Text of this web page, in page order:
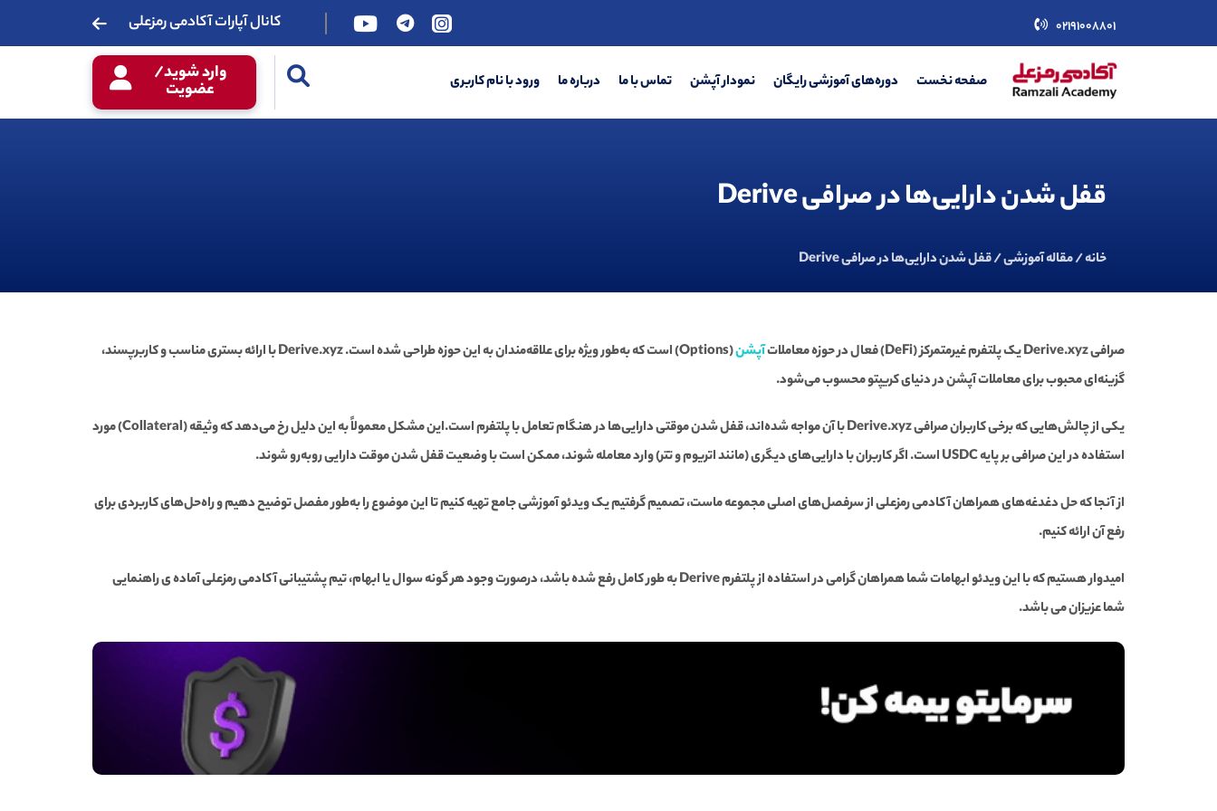
02191008801 کانال آپارات آکادمی رمزعلی
صفحه نخست دوره‌های آموزشی رایگان نمودار آپشن تماس با ما درباره ما ورود با نام کاربری وارد شوید/
عضویت
قفل شدن دارایی‌ها در صرافی Derive
خانه/مقاله آموزشی/ قفل شدن دارایی‌ها در صرافی Derive
صرافی Derive.xyz یک پلتفرم غیرمتمرکز (DeFi) فعال در حوزه معاملات آپشن
(Options) است که به‌طور ویژه برای علاقه‌مندان به این حوزه طراحی شده است. Derive.xyz با ارائه بستری مناسب و کاربرپسند،
گزینه‌ای محبوب برای معاملات آپشن در دنیای کریپتو محسوب می‌شود.
یکی از چالش‌هایی که برخی کاربران صرافی Derive.xyz با آن مواجه شده‌اند، قفل شدن موقتی دارایی‌ها در هنگام تعامل با پلتفرم است.این مشکل معمولاً به این دلیل رخ می‌دهد که وثیقه (Collateral) مورد
استفاده در این صرافی بر پایه USDC است. اگر کاربران با دارایی‌های دیگری (مانند اتریوم و تتر) وارد معامله شوند، ممکن است با وضعیت قفل شدن موقت دارایی‌ روبه‌رو شوند.
از آنجا که حل دغدغه‌های همراهان آکادمی رمزعلی از سرفصل‌های اصلی مجموعه ماست، تصمیم گرفتیم یک ویدئو آموزشی جامع تهیه کنیم تا این موضوع را به‌طور مفصل توضیح دهیم و راه‌حل‌های کاربردی برای
رفع آن ارائه کنیم.
امیدوار هستیم که با این ویدئو ابهامات شما همراهان گرامی در استفاده از پلتفرم Derive به طور کامل رفع شده باشد، درصورت وجود هر گونه سوال یا ابهام، تیم پشتیبانی آکادمی رمزعلی آماده ی راهنمایی
شما عزیزان می باشد.